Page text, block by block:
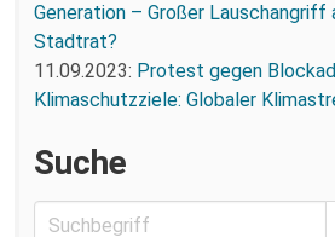
Generation – Großer Lauschangriff
Stadtrat?
11.09.2023: Protest gegen
Klimaschutzziele: Globaler
Suche